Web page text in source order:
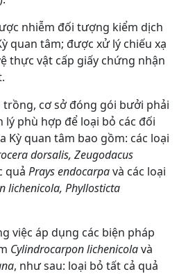
nhiễm đối tượng kiểm dịch
quan tâm; được xử lý chiếu xạ
thực vật cấp giấy chứng nhận
trồng, cơ sở đóng gói bưởi phải
lý phù hợp để loại bỏ các đối
Kỳ quan tâm bao gồm: các loại
dorsalis, Zeugodacus
quả Prays endocarpavà các loại
lichenicola, Phyllosticta
việc áp dụng các biện pháp
Cylindrocarpon lichenicolavà
, như sau: loại bỏ tất cả quả